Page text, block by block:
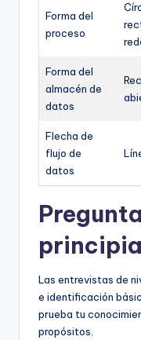
Forma del
proceso
Forma del
almacén de
datos
Flecha de
flujo de
datos
Las entrevistas de
e identificación
prueba tu
propósitos.